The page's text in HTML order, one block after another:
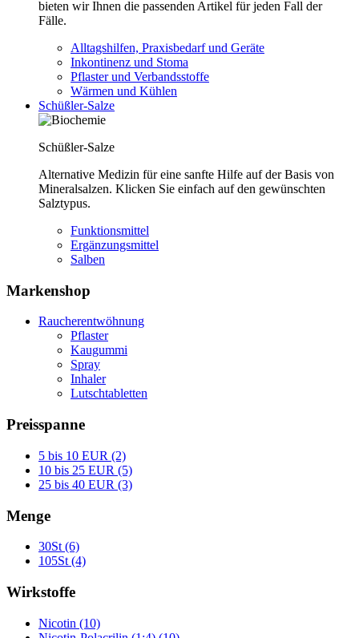
bieten wir Ihnen die passenden Artikel für jeden Fall der
Fälle.
Alltagshilfen, Praxisbedarf und Geräte
Inkontinenz und Stoma
Pflaster und Verbandsstoffe
Wärmen und Kühlen
Schüßler-Salze
Schüßler-Salze
Alternative Medizin für eine sanfte Hilfe auf der Basis von
Mineralsalzen. Klicken Sie einfach auf den gewünschten
Salztypus.
Funktionsmittel
Ergänzungsmittel
Salben
Markenshop
Raucherentwöhnung
Pflaster
Kaugummi
Spray
Inhaler
Lutschtabletten
Preisspanne
5 bis 10 EUR (2)
10 bis 25 EUR (5)
25 bis 40 EUR (3)
Menge
30St (6)
105St (4)
Wirkstoffe
Nicotin (10)